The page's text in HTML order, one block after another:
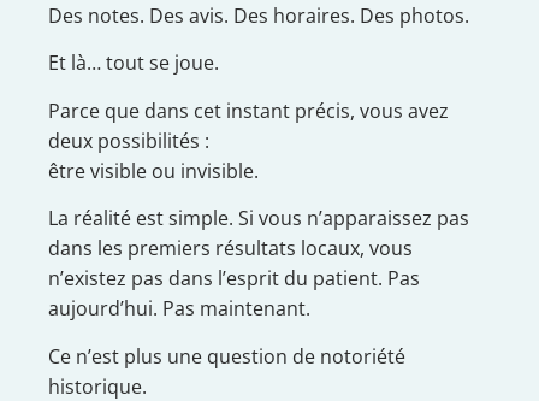
Des notes. Des avis. Des horaires. Des photos.
Et là… tout se joue.
Parce que dans cet instant précis, vous avez
deux possibilités :
être visible ou invisible.
La réalité est simple. Si vous n’apparaissez pas
dans les premiers résultats locaux, vous
n’existez pas dans l’esprit du patient. Pas
aujourd’hui. Pas maintenant.
Ce n’est plus une question de notoriété
historique.